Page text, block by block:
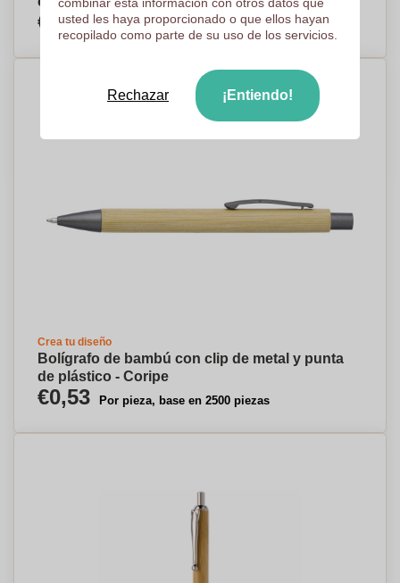
€4,89 Por pieza, base en 250 piezas
Crea tu diseño
Bolígrafo de bambú con clip de metal y punta
de plástico - Coripe
€0,53 Por pieza, base en 2500 piezas
usted les haya proporcionado o que ellos hayan
recopilado como parte de su uso de los servicios.
Rechazar ¡Entiendo!